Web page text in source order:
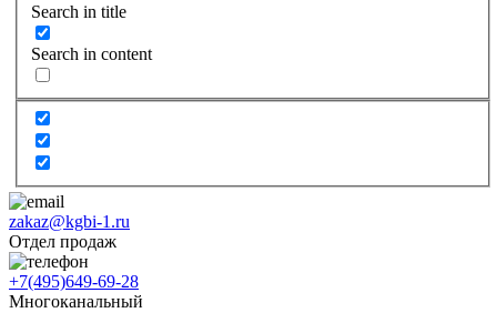
Search in title
Search in content
zakaz@kgbi-1.ru
Отдел продаж
+7(495)649-69-28
Многоканальный